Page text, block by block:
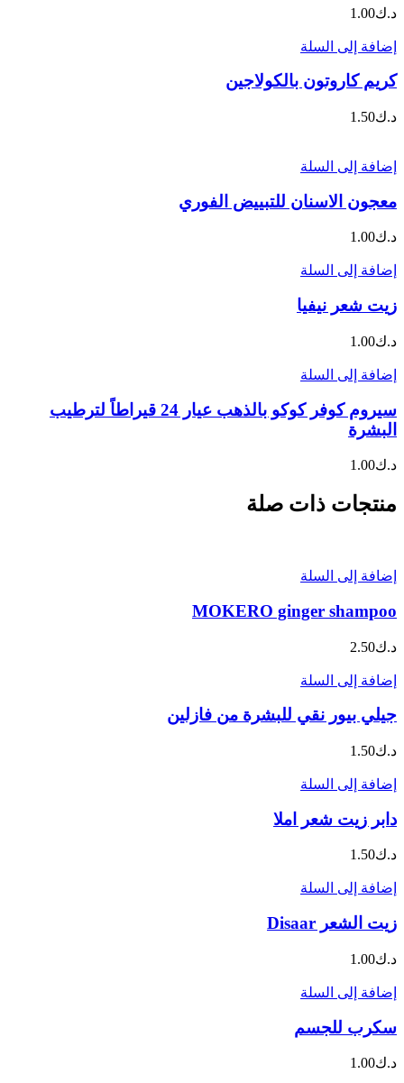
د.ك1.00
إضافة إلى السلة
كريم كاروتون بالكولاجين
د.ك1.50
إضافة إلى السلة
معجون الاسنان للتبييض الفوري
د.ك1.00
إضافة إلى السلة
زيت شعر نيفيا
د.ك1.00
إضافة إلى السلة
سيروم كوفر كوكو بالذهب عيار 24 قيراطاً لترطيب
البشرة
د.ك1.00
منتجات ذات صلة
إضافة إلى السلة
MOKERO ginger shampoo
د.ك2.50
إضافة إلى السلة
جيلي بيور نقي للبشرة من فازلين
د.ك1.50
إضافة إلى السلة
دابر زيت شعر املا
د.ك1.50
إضافة إلى السلة
زيت الشعر Disaar
د.ك1.00
إضافة إلى السلة
سكرب للجسم
د.ك1.00